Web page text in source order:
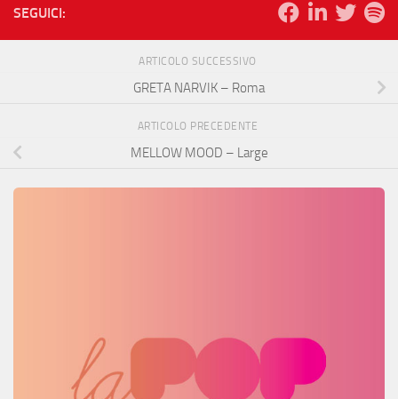
SEGUICI:
ARTICOLO SUCCESSIVO
GRETA NARVIK – Roma
ARTICOLO PRECEDENTE
MELLOW MOOD – Large